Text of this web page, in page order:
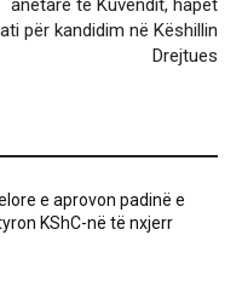
për kandidim në Këshillin
Drejtues
e aprovon padinë e
KShC-në të nxjerr